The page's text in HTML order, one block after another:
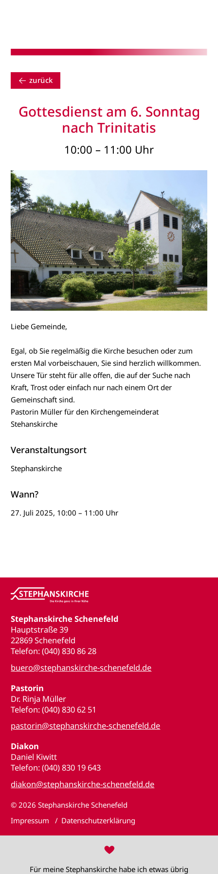
zurück
Gottesdienst am 6. Sonntag
nach Trinitatis
10:00 – 11:00 Uhr
Liebe Gemeinde,
Egal, ob Sie regelmäßig die Kirche besuchen oder zum
ersten Mal vorbeischauen, Sie sind herzlich willkommen.
Unsere Tür steht für alle offen, die auf der Suche nach
Kraft, Trost oder einfach nur nach einem Ort der
Gemeinschaft sind.
Pastorin Müller für den Kirchengemeinderat
Stehanskirche
Veranstaltungsort
Stephanskirche
Wann?
27. Juli 2025, 10:00 – 11:00 Uhr
Stephanskirche Schenefeld
Hauptstraße 39
22869 Schenefeld
Telefon: (040) 830 86 28
buero@stephanskirche-schenefeld.de
Pastorin
Dr. Rinja Müller
Telefon: (040) 830 62 51
pastorin@stephanskirche-schenefeld.de
Diakon
Daniel Kiwitt
Telefon: (040) 830 19 643
diakon@stephanskirche-schenefeld.de
© 2026 Stephanskirche Schenefeld
Impressum
Datenschutzerklärung
♥
Für meine Stephanskirche habe ich etwas übrig